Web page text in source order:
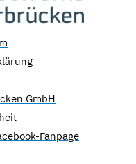
GmbH
Fanpage